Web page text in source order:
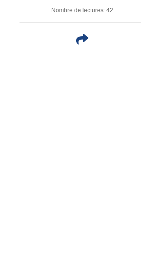
Nombre de lectures: 42